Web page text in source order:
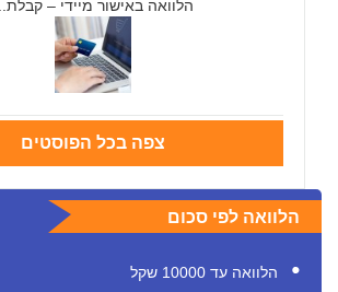
הלוואה באישור מיידי – קבלת...
צפה בכל הפוסטים
הלוואה לפי סכום
הלוואה עד 10000 שקל